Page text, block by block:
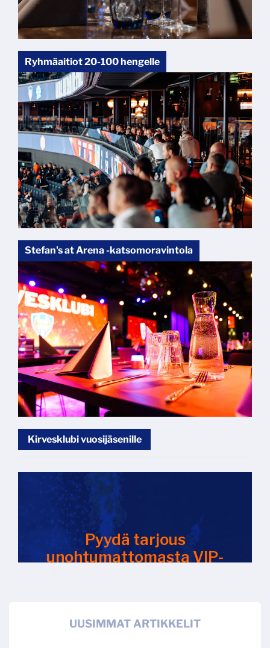
Ryhmäaitiot 20-100 hengelle
Stefan's at Arena -katsomoravintola
Kirvesklubi vuosijäsenille
UUSIMMAT ARTIKKELIT